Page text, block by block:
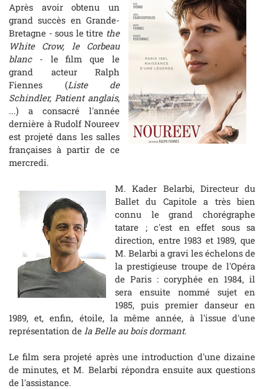
Après avoir obtenu un
grand succès en Grande-
Bretagne - sous le titre the
White Crow, le Corbeau
blanc- le film que le
grand acteur Ralph
Fiennes (Liste de
Schindler, Patient anglais,
...) a consacré l'année
dernière à Rudolf Noureev
est projeté dans les salles
françaises à partir de ce
mercredi.
M. Kader Belarbi, Directeur du
Ballet du Capitole a très bien
connu le grand chorégraphe
tatare ; c'est en effet sous sa
direction, entre 1983 et 1989, que
M. Belarbi a gravi les échelons de
la prestigieuse troupe de l'Opéra
de Paris : coryphée en 1984, il
sera ensuite nommé sujet en
1985, puis premier danseur en
1989, et, enfin, étoile, la même année, à l'issue d'une
représentation de la Belle au bois dormant.
Le film sera projeté après une introduction d'une dizaine
de minutes, et M. Belarbi répondra ensuite aux questions
de l'assistance.